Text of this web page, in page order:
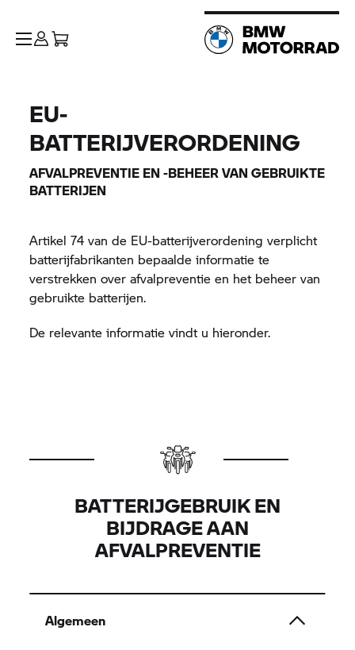
EU-
BATTERIJVERORDENING
AFVALPREVENTIE EN -BEHEER VAN GEBRUIKTE
BATTERIJEN
Artikel 74 van de EU-batterijverordening verplicht
batterijfabrikanten bepaalde informatie te
verstrekken over afvalpreventie en het beheer van
gebruikte batterijen.
De relevante informatie vindt u hieronder.
BATTERIJGEBRUIK EN
BIJDRAGE AAN
AFVALPREVENTIE
Algemeen